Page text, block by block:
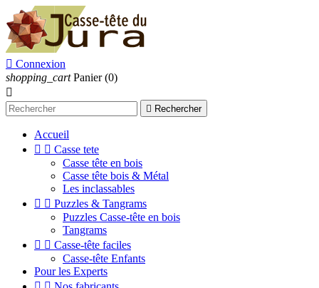
 Connexion
shopping_cart Panier (0)

 Rechercher
Accueil
  Casse tete
Casse tête en bois
Casse tête bois & Métal
Les inclassables
  Puzzles & Tangrams
Puzzles Casse-tête en bois
Tangrams
  Casse-tête faciles
Casse-tête Enfants
Pour les Experts